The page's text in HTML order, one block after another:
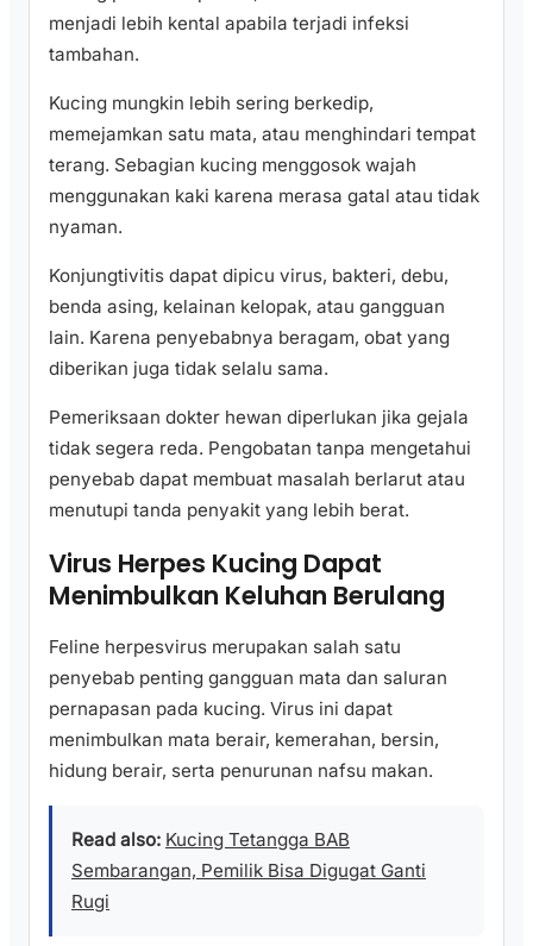
menjadi lebih kental apabila terjadi infeksi
tambahan.
Kucing mungkin lebih sering berkedip,
memejamkan satu mata, atau menghindari tempat
terang. Sebagian kucing menggosok wajah
menggunakan kaki karena merasa gatal atau tidak
nyaman.
Konjungtivitis dapat dipicu virus, bakteri, debu,
benda asing, kelainan kelopak, atau gangguan
lain. Karena penyebabnya beragam, obat yang
diberikan juga tidak selalu sama.
Pemeriksaan dokter hewan diperlukan jika gejala
tidak segera reda. Pengobatan tanpa mengetahui
penyebab dapat membuat masalah berlarut atau
menutupi tanda penyakit yang lebih berat.
Virus Herpes Kucing Dapat
Menimbulkan Keluhan Berulang
Feline herpesvirus merupakan salah satu
penyebab penting gangguan mata dan saluran
pernapasan pada kucing. Virus ini dapat
menimbulkan mata berair, kemerahan, bersin,
hidung berair, serta penurunan nafsu makan.
Read also: Kucing Tetangga BAB
Sembarangan, Pemilik Bisa Digugat Ganti
Rugi